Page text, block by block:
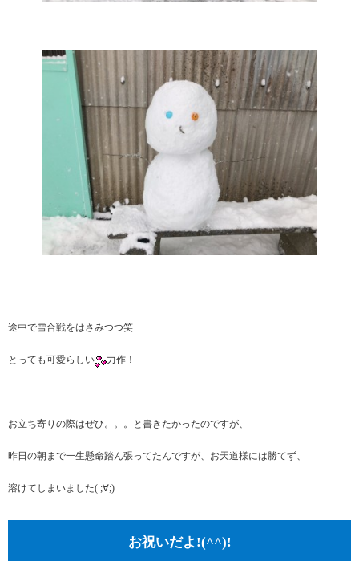
途中で雪合戦をはさみつつ笑
とっても可愛らしい 力作！
お立ち寄りの際はぜひ。。。と書きたかったのですが、
昨日の朝まで一生懸命踏ん張ってたんですが、お天道様には勝てず、
溶けてしまいました( ;∀;)
お祝いだよ!(^^)!